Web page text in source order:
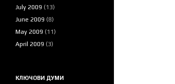
July 2009 (13)
June 2009 (8)
May 2009 (11)
April 2009 (3)
КЛЮЧОВИ ДУМИ